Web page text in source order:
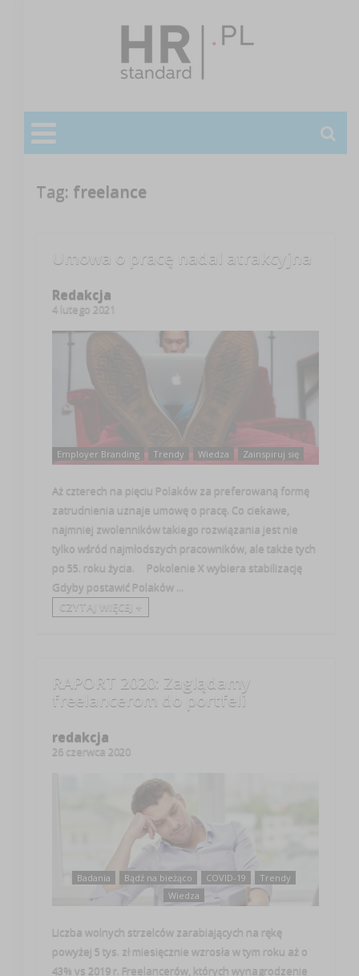
Tag: freelance
Umowa o pracę nadal atrakcyjna
Redakcja
4 lutego 2021
Employer Branding Trendy Wiedza Zainspiruj się
Aż czterech na pięciu Polaków za preferowaną formę
zatrudnienia uznaje umowę o pracę. Co ciekawe,
najmniej zwolenników takiego rozwiązania jest nie
tylko wśród najmłodszych pracowników, ale także tych
po 55. roku życia. Pokolenie X wybiera stabilizację
Gdyby postawić Polaków ...
CZYTAJ WIĘCEJ +
RAPORT 2020: Zaglądamy
freelancerom do portfeli
redakcja
26 czerwca 2020
Badania Bądź na bieżąco COVID-19
Trendy
Wiedza
Liczba wolnych strzelców zarabiających na rękę
powyżej 5 tys. zł miesięcznie wzrosła w tym roku aż o
43% vs 2019 r. Freelancerów, których wynagrodzenie